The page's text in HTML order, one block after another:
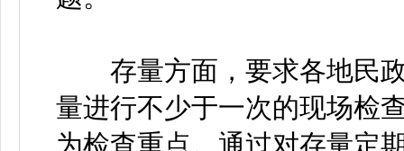
存量方面，要求各地民政
量进行不少于一次的现场检
为检查重点。通过对存量定